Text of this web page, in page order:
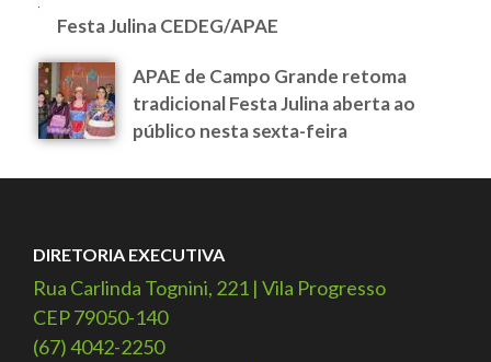
Festa Julina CEDEG/APAE
APAE de Campo Grande retoma
tradicional Festa Julina aberta ao
público nesta sexta-feira
DIRETORIA EXECUTIVA
Rua Carlinda Tognini, 221 | Vila Progresso
CEP 79050-140
(67) 4042-2250